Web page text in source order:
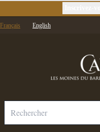
Français English